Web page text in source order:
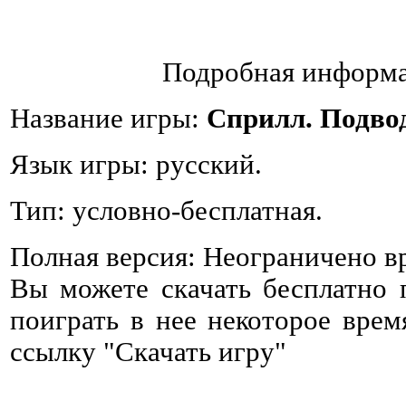
Подробная
Название игры: Сприлл.
Язык игры: русский.
Тип: условно-бесплатная.
Полная версия: Неограничено
Вы можете скачать
поиграть в нее некоторое
ссылку "Скачать игру"